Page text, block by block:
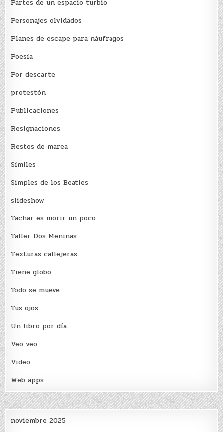
Partes de un espacio turbio
Personajes olvidados
Planes de escape para náufragos
Poesía
Por descarte
protestón
Publicaciones
Resignaciones
Restos de marea
Sí­miles
Simples de los Beatles
slideshow
Tachar es morir un poco
Taller Dos Meninas
Texturas callejeras
Tiene globo
Todo se mueve
Tus ojos
Un libro por día
Veo veo
Video
Web apps
noviembre 2025